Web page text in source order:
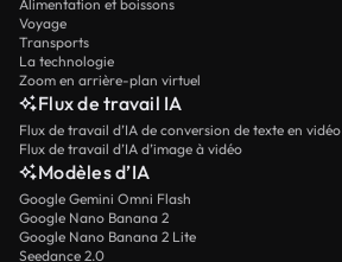
Alimentation et boissons
Voyage
Transports
La technologie
Zoom en arrière-plan virtuel
Flux de travail IA
Flux de travail d’IA de conversion de texte en vidéo
Flux de travail d’IA d’image à vidéo
Modèles d’IA
Google Gemini Omni Flash
Google Nano Banana 2
Google Nano Banana 2 Lite
Seedance 2.0